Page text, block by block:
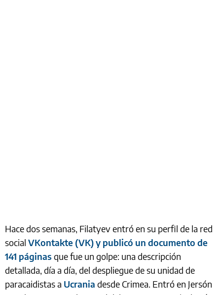
Hace dos semanas, Filatyev entró en su perfil de la red
social VKontakte (VK) y publicó un documento de
141 páginas que fue un golpe: una descripción
detallada, día a día, del despliegue de su unidad de
paracaidistas a Ucrania desde Crimea. Entró en Jersón